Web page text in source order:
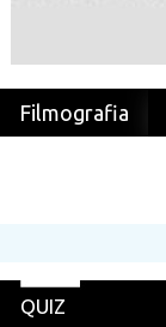
Filmografia
QUIZ